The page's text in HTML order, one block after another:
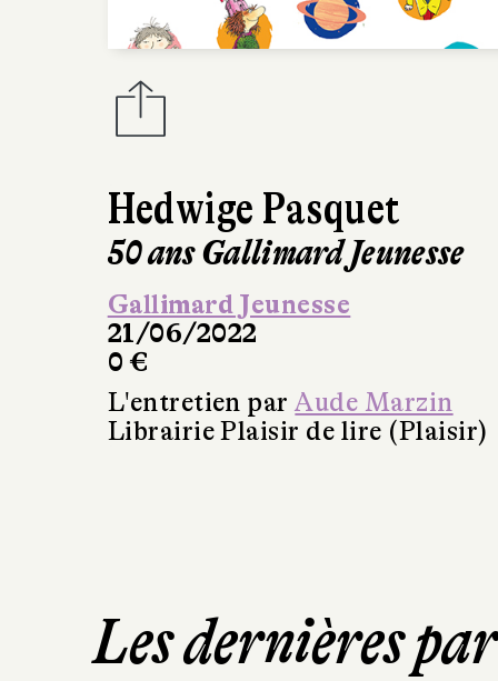
Hedwige Pasquet
50 ans Gallimard Jeunesse
Gallimard Jeunesse
21/06/2022
0 €
L'entretien parAude Marzin
Librairie Plaisir de lire (Plaisir)
Les dernières